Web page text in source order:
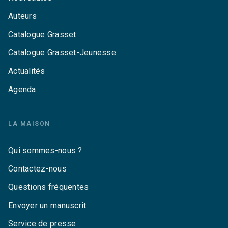
Auteurs
Catalogue Grasset
Catalogue Grasset-Jeunesse
Actualités
Agenda
LA MAISON
Qui sommes-nous ?
Contactez-nous
Questions fréquentes
Envoyer un manuscrit
Service de presse